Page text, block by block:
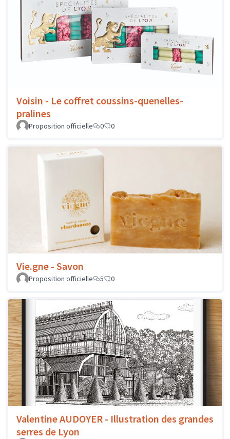
Voisin - Le coffret coussins-quenelles-
pralines
Proposition officielle 0 0
Vie.gne - Savon
Proposition officielle 5 0
Valentine AUDOYER - Illustration des grandes
serres de Lyon